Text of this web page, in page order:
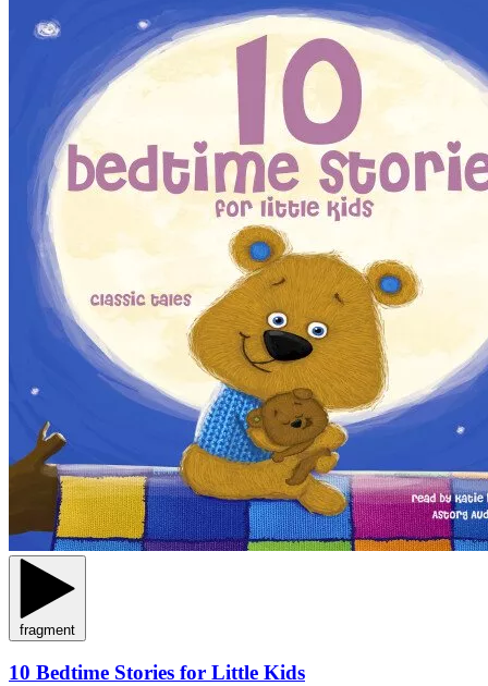
fragment
10 Bedtime Stories for Little Kids